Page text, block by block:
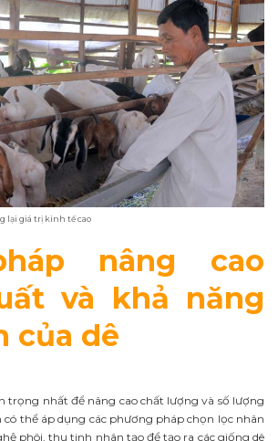
lại giá trị kinh tế cao
nâng cao
và khả năng
của dê
trọng nhất để nâng cao chất lượng và số lượng
có thể áp dụng các phương pháp chọn lọc nhân
phôi, thụ tinh nhân tạo để tạo ra các giống dê